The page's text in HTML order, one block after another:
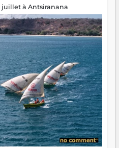
juillet à Antsiranana